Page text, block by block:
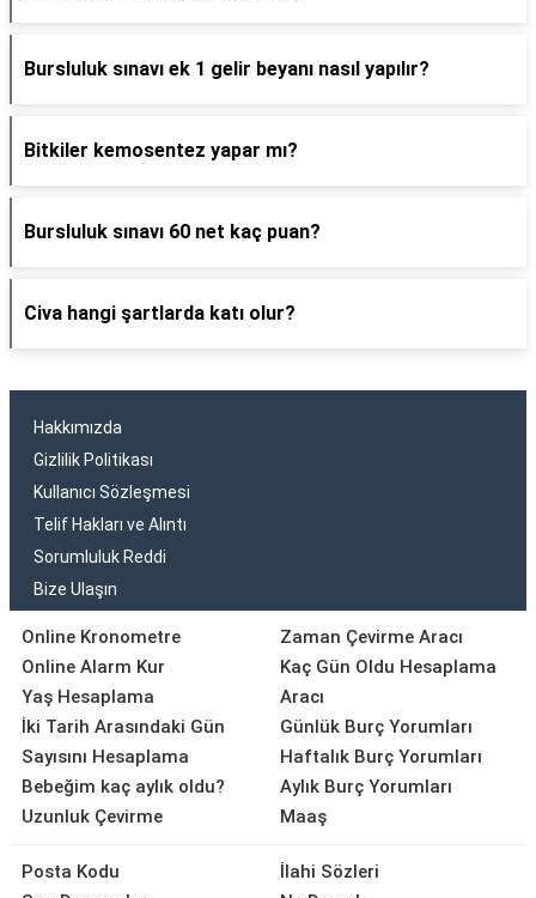
Bursluluk sınavı ek 1 gelir beyanı nasıl yapılır?
Bitkiler kemosentez yapar mı?
Bursluluk sınavı 60 net kaç puan?
Civa hangi şartlarda katı olur?
Hakkımızda
Gizlilik Politikası
Kullanıcı Sözleşmesi
Telif Hakları ve Alıntı
Sorumluluk Reddi
Bize Ulaşın
Online Kronometre
Online Alarm Kur
Yaş Hesaplama
İki Tarih Arasındaki Gün
Sayısını Hesaplama
Bebeğim kaç aylık oldu?
Uzunluk Çevirme
Zaman Çevirme Aracı
Kaç Gün Oldu Hesaplama
Aracı
Günlük Burç Yorumları
Haftalık Burç Yorumları
Aylık Burç Yorumları
Maaş
Posta Kodu
İlahi Sözleri